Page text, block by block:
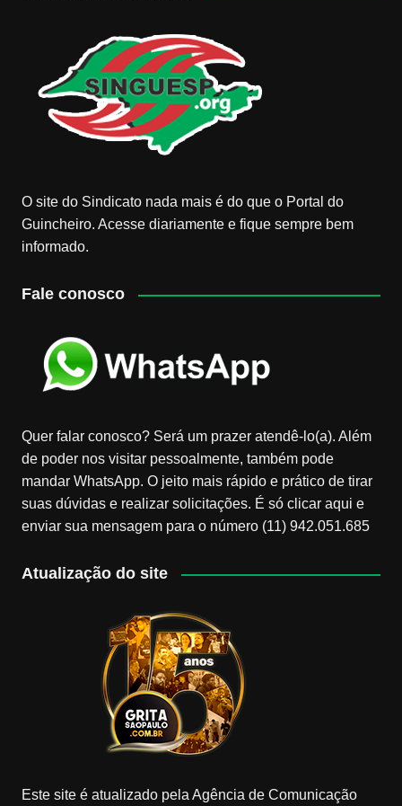
O site do Sindicato nada mais é do que o Portal do
Guincheiro. Acesse diariamente e fique sempre bem
informado.
Fale conosco
Quer falar conosco? Será um prazer atendê-lo(a). Além
de poder nos visitar pessoalmente, também pode
mandar WhatsApp. O jeito mais rápido e prático de tirar
suas dúvidas e realizar solicitações. É só clicar aqui e
enviar sua mensagem para o número (11) 942.051.685
Atualização do site
Este site é atualizado pela Agência de Comunicação